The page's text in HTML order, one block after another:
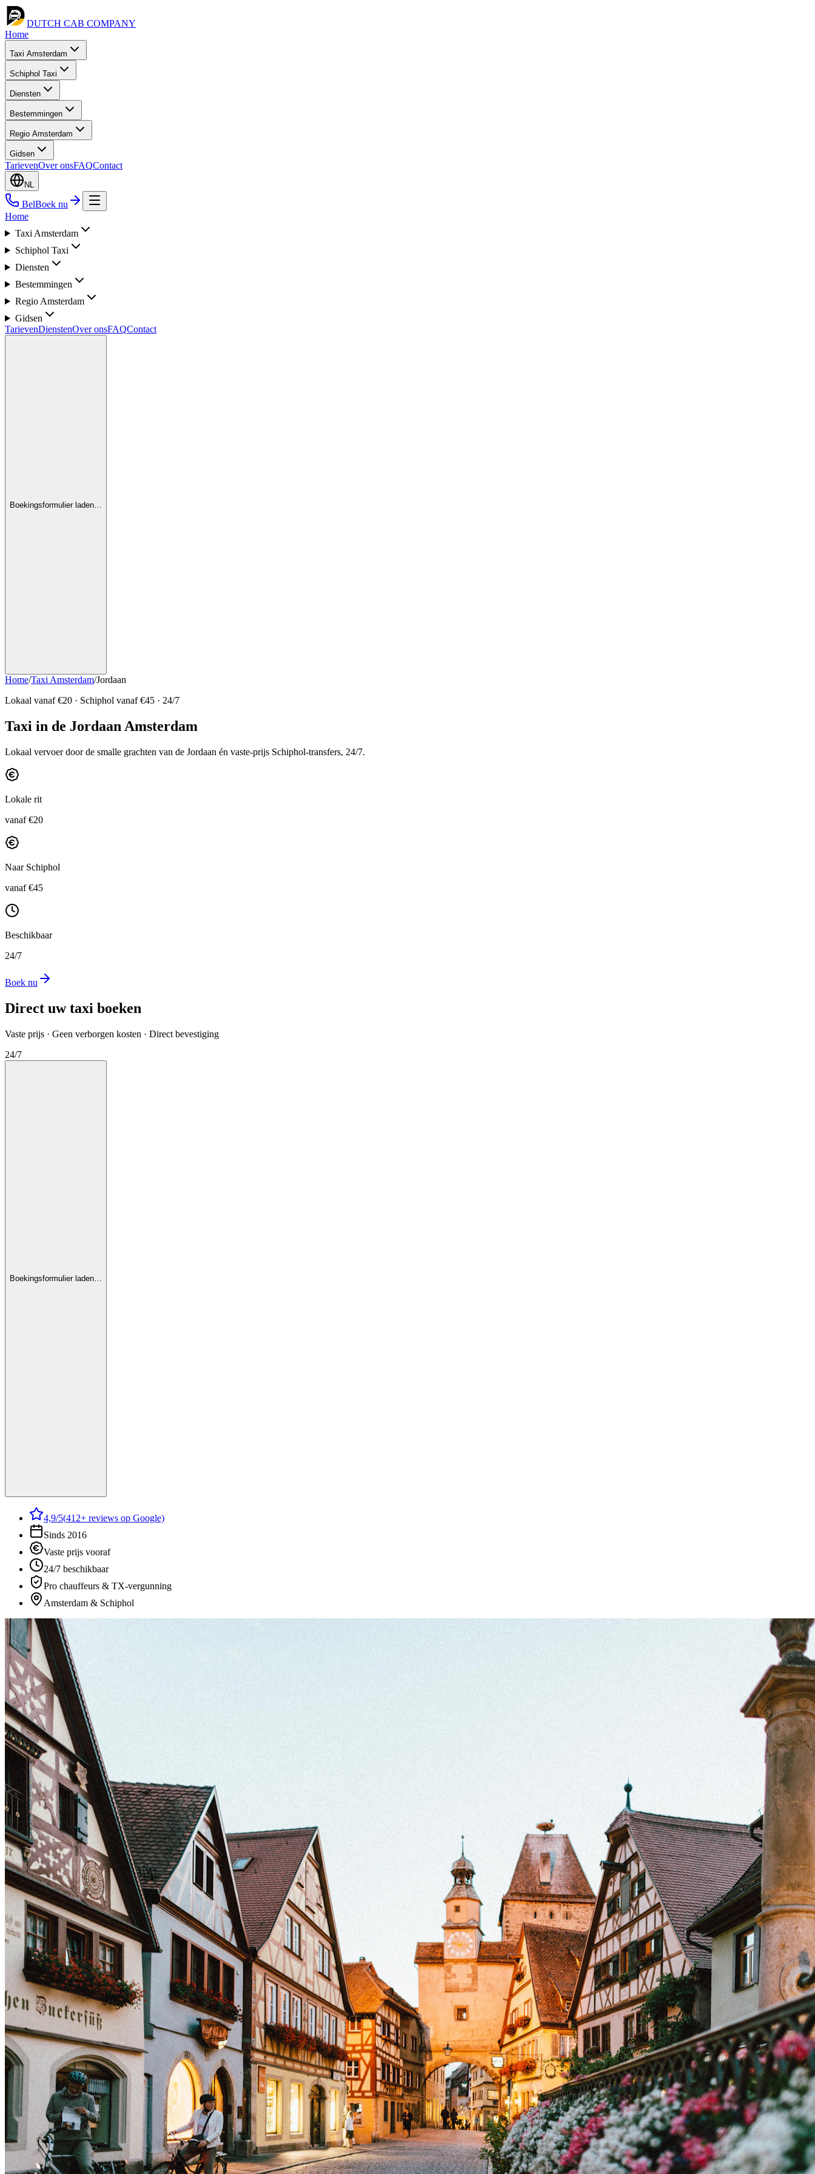
DUTCH CAB COMPANY
Home
Taxi Amsterdam
Schiphol Taxi
Diensten
Bestemmingen
Regio Amsterdam
Gidsen
TarievenOver onsFAQContact
NL
BelBoek nu
Home
Taxi Amsterdam
Schiphol Taxi
Diensten
Bestemmingen
Regio Amsterdam
Gidsen
TarievenDienstenOver onsFAQContact
Boekingsformulier laden…
Home/Taxi Amsterdam/Jordaan
Lokaal vanaf€20 · Schiphol vanaf€45 · 24/7
Taxi in de Jordaan Amsterdam
Lokaal vervoer door de smalle grachten van de Jordaan én vaste-prijs Schiphol-transfers, 24/7.
Lokale rit
vanaf €20
Naar Schiphol
vanaf €45
Beschikbaar
24/7
Boek nu
Direct uw taxi boeken
Vaste prijs · Geen verborgen kosten · Direct bevestiging
24/7
Boekingsformulier laden…
4,9/5(412+ reviews op Google)
Sinds 2016
Vaste prijs vooraf
24/7 beschikbaar
Pro chauffeurs & TX-vergunning
Amsterdam & Schiphol